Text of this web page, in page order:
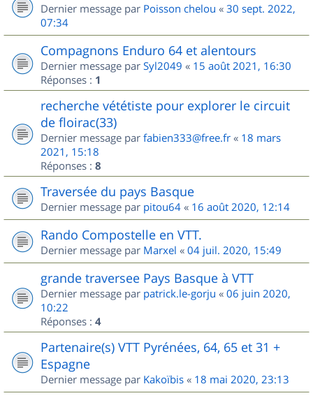
Dernier message par Poisson chelou « 30 sept. 2022,
07:34
Compagnons Enduro 64 et alentours
Dernier message par Syl2049 « 15 août 2021, 16:30
Réponses : 1
recherche vététiste pour explorer le circuit
de floirac(33)
Dernier message par fabien333@free.fr « 18 mars
2021, 15:18
Réponses : 8
Traversée du pays Basque
Dernier message par pitou64 « 16 août 2020, 12:14
Rando Compostelle en VTT.
Dernier message par Marxel « 04 juil. 2020, 15:49
grande traversee Pays Basque à VTT
Dernier message par patrick.le-gorju « 06 juin 2020,
10:22
Réponses : 4
Partenaire(s) VTT Pyrénées, 64, 65 et 31 +
Espagne
Dernier message par Kakoïbis « 18 mai 2020, 23:13